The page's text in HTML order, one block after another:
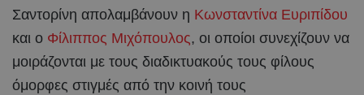
Σαντορίνη απολαμβάνουν η Κωνσταντίνα Ευριπίδου
και ο Φίλιππος Μιχόπουλος, οι οποίοι συνεχίζουν να
μοιράζονται με τους διαδικτυακούς τους φίλους
όμορφες στιγμές από την κοινή τους